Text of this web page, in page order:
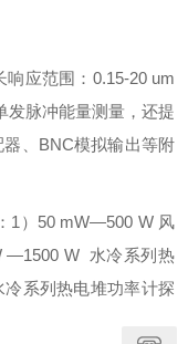
响应范围：0.15-20 um
发脉冲能量测量，还提
器、BNC模拟输出等附
1）50 mW—500 W 风
—1500 W 水冷系列热
系列热电堆功率计探